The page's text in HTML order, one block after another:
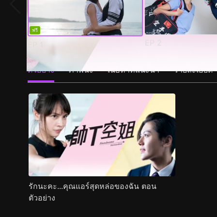
ฟรี
EP 2
ตัวอย่าง ภาพนิ่ง เนื้อหาที่แนะนำ รายละเอียด
รักนะคะ...คุณแอร์สุดหล่อของฉัน ตอน
ตัวอย่าง